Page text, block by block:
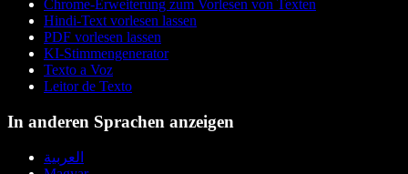
Chrome-Erweiterung zum Vorlesen von Texten
Hindi-Text vorlesen lassen
PDF vorlesen lassen
KI-Stimmengenerator
Texto a Voz
Leitor de Texto
In anderen Sprachen anzeigen
العربية